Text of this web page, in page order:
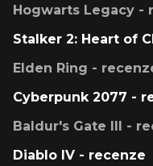
Hogwarts Legacy -
Stalker 2: Heart of
Elden Ring -
Cyberpunk 2077 -
Baldur's Gate III -
Diablo IV - recenze